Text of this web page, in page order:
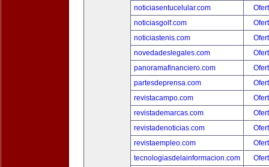
noticiasentucelular.com
noticiasgolf.com
noticiastenis.com
novedadeslegales.com
panoramafinanciero.com
partesdeprensa.com
revistacampo.com
revistademarcas.com
revistadenoticias.com
revistaempleo.com
tecnologiasdelainformacion.com